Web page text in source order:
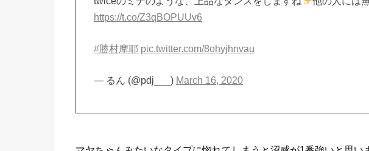
https://t.co/Z3qBOPUUv6
#勝村摩耶 pic.twitter.com/8ohyjhnvau
— るん (@pdj___) March 16, 2020